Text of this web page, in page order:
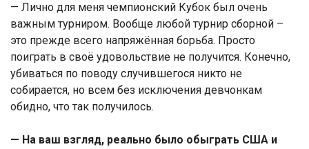
— Лично для меня чемпионский Кубок был очень
важным турниром. Вообще любой турнир сборной –
это прежде всего напряжённая борьба. Просто
поиграть в своё удовольствие не получится. Конечно,
убиваться по поводу случившегося никто не
собирается, но всем без исключения девчонкам
обидно, что так получилось.
— На ваш взгляд, реально было обыграть США и